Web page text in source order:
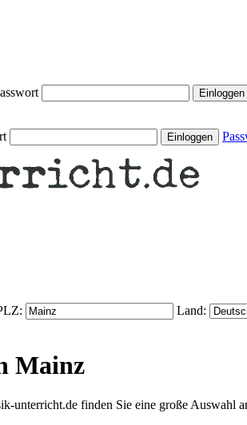
Land:
Mainz
unterricht.de finden Sie eine große Auswahl